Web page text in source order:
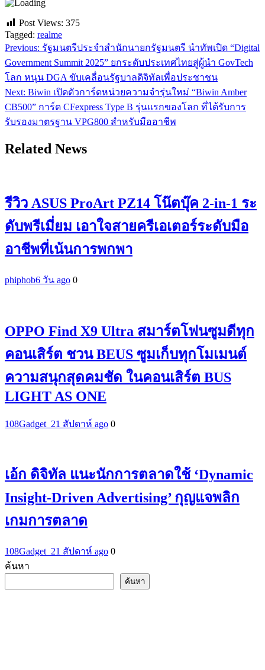
Post Views: 375
Tagged: realme
แนะแนว
เรื่อง
Previous: รัฐมนตรีประจำสำนักนายกรัฐมนตรี นำทัพเปิด “Digital
Government Summit 2025” ยกระดับประเทศไทยสู่ผู้นำ GovTech
โลก หนุน DGA ขับเคลื่อนรัฐบาลดิจิทัลเพื่อประชาชน
Next: Biwin เปิดตัวการ์ดหน่วยความจำรุ่นใหม่ “Biwin Amber
CB500” การ์ด CFexpress Type B รุ่นแรกของโลก ที่ได้รับการ
รับรองมาตรฐาน VPG800 สำหรับมืออาชีพ
Related News
รีวิว ASUS ProArt PZ14 โน๊ตบุ๊ค 2-in-1 ระ
ดับพรีเมี่ยม เอาใจสายครีเอเตอร์ระดับมือ
อาชีพที่เน้นการพกพา
phiphob6 วัน ago 0
OPPO Find X9 Ultra สมาร์ตโฟนซูมดีทุก
คอนเสิร์ต ชวน BEUS ซูมเก็บทุกโมเมนต์
ความสนุกสุดคมชัด ในคอนเสิร์ต BUS
LIGHT AS ONE
108Gadget_21 สัปดาห์ ago 0
เอ้ก ดิจิทัล แนะนักการตลาดใช้ ‘Dynamic
Insight-Driven Advertising’ กุญแจพลิก
เกมการตลาด
108Gadget_21 สัปดาห์ ago 0
ค้นหา
ค้นหา